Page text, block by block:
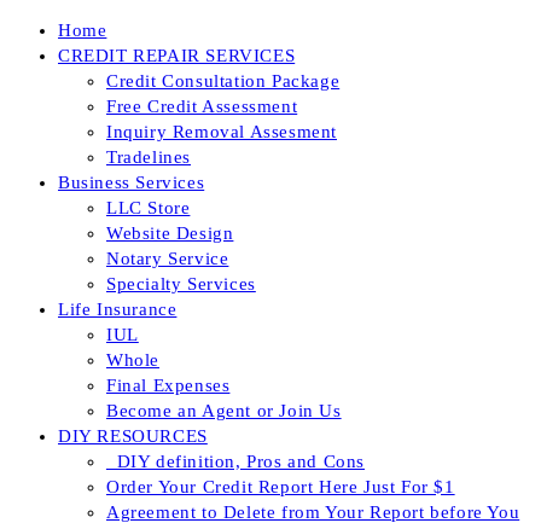
Skip
Home
CREDIT REPAIR SERVICES
Credit Consultation Package
Free Credit Assessment
Inquiry Removal Assesment
Tradelines
Business Services
LLC Store
Website Design
Notary Service
Specialty Services
Life Insurance
IUL
Whole
Final Expenses
Become an Agent or Join Us
DIY RESOURCES
_DIY definition, Pros and Cons
Order Your Credit Report Here Just For $1
Agreement to Delete from Your Report before You